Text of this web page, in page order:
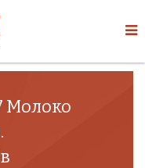
Молоко